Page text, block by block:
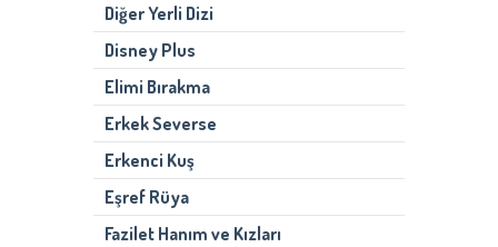
Diğer Yerli Dizi
Disney Plus
Elimi Bırakma
Erkek Severse
Erkenci Kuş
Eşref Rüya
Fazilet Hanım ve Kızları